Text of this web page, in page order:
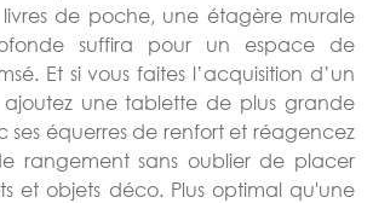
de poche, une étagère murale
suffira pour un espace de
Et si vous faites l’acquisition d’un
ajoutez une tablette de plus grande
ses équerres de renfort et réagencez
rangement sans oublier de placer
et objets déco. Plus optimal qu'une